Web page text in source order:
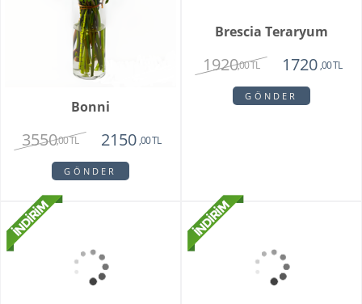
Bonni
3550,00 TL 2150 ,00 TL
GÖNDER
Brescia Teraryum